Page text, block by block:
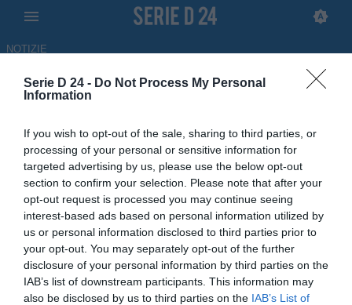
Serie D 24 - Do Not Process My Personal
Information
If you wish to opt-out of the sale, sharing to third parties, or
processing of your personal or sensitive information for
targeted advertising by us, please use the below opt-out
section to confirm your selection. Please note that after your
opt-out request is processed you may continue seeing
interest-based ads based on personal information utilized by
us or personal information disclosed to third parties prior to
your opt-out. You may separately opt-out of the further
disclosure of your personal information by third parties on the
IAB’s list of downstream participants. This information may
also be disclosed by us to third parties on the IAB’s List of
NOTIZIE
Nissa, in arrivo Salvatore
Maltese e Giovanbattista
Catalano
17.06.2026 16:54 di Redazione
Doppio colpo Nissa: in arrivo il difensore classe '92 Salvatore
Maltese e l'attaccante classe '94 Giovanbattista Catalano